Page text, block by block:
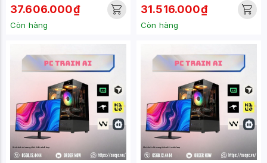
37.606.000₫
Còn hàng
31.516.000₫
Còn hàng